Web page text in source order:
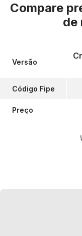
Compare
de
Versão
Código Fipe
Preço